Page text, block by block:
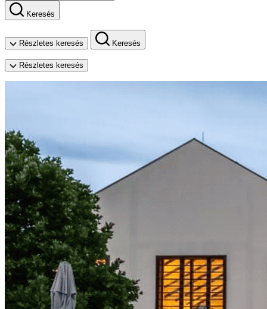
Keresés
Részletes keresés Keresés
Részletes keresés